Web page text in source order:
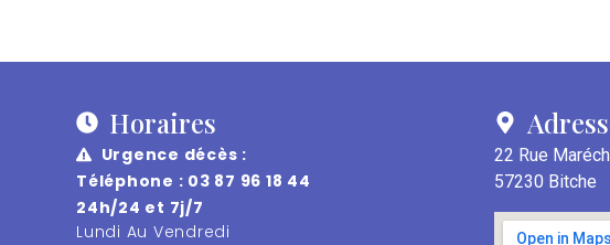
Horaires
Urgence décès :
Téléphone : 03 87 96 18 44
24h/24 et 7j/7
Lundi Au Vendredi
22 Rue
57230 Bitche